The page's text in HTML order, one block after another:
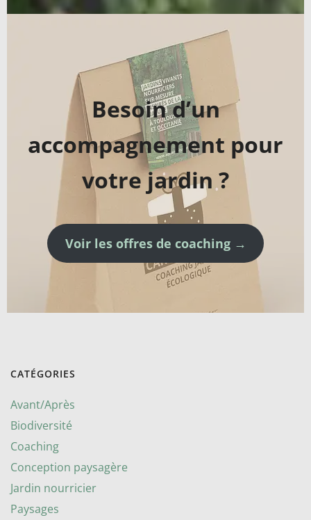
Besoin d’un
accompagnement pour
votre jardin ?
Voir les offres de coaching →
CATÉGORIES
Avant/Après
Biodiversité
Coaching
Conception paysagère
Jardin nourricier
Paysages